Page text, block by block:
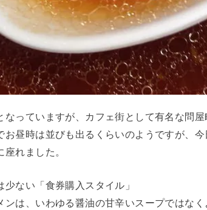
なっていますが、カフェ街として有名な問屋
お昼時は並びも出るくらいのようですが、
れました。
少ない「食券購入スタイル」
ンは、いわゆる醤油の甘辛いスープではな